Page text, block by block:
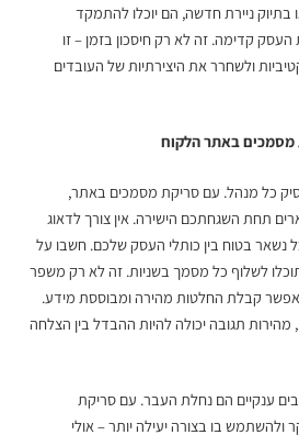
בתיוק ניירת חדשה, הם יוכלו להתמקד
קדימה. זה לא רק חיסכון בזמן – זו
ולשחרר את היצירתיות של העובדים
מסמכים באתר הלקוח
כל מנהל. עם סריקת מסמכים באתר,
תחת השגחתכם הישירה. אין צורך לדאוג
נשאר בטוח בין כותלי העסק שלכם. חשבו על
לשלוף כל מסמך בשניות. זה לא רק משפר
קבלת החלטות מהירה ומבוססת מידע.
תגובה יכולה להיות ההבדל בין הצלחה
ענקיים הם נחלת העבר. עם סריקת
ולהשתמש בו בצורה יעילה יותר – אולי